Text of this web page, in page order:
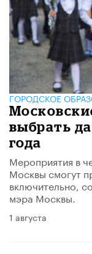
ГОРОДСКОЕ
выбрать
года
Мероприятия в
Москвы смогут
включительно,
мэра Москвы.
1 августа